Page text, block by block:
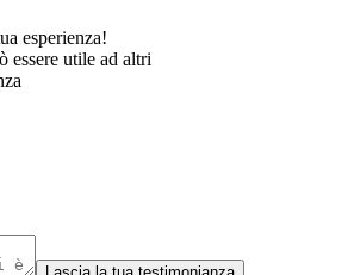
esperienza!
essere utile ad altri